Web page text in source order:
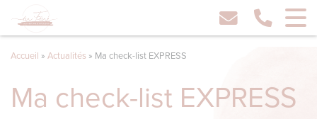
Accueil » Actualités » Ma check-list EXPRESS
Ma check-list EXPRESS